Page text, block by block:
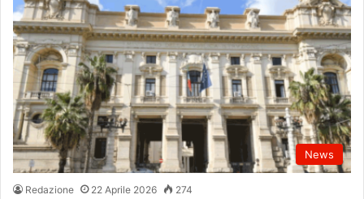
News
Redazione 22 Aprile 2026 274